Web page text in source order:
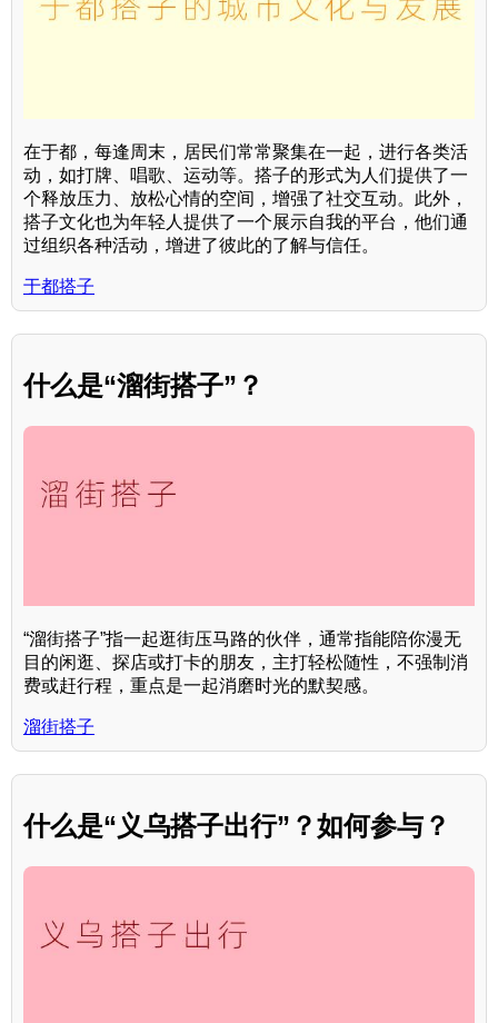
在于都，每逢周末，居民们常常聚集在一起，进行各类活
动，如打牌、唱歌、运动等。搭子的形式为人们提供了一
个释放压力、放松心情的空间，增强了社交互动。此外，
搭子文化也为年轻人提供了一个展示自我的平台，他们通
过组织各种活动，增进了彼此的了解与信任。
于都搭子
什么是“溜街搭子”？
“溜街搭子”指一起逛街压马路的伙伴，通常指能陪你漫无
目的闲逛、探店或打卡的朋友，主打轻松随性，不强制消
费或赶行程，重点是一起消磨时光的默契感。
溜街搭子
什么是“义乌搭子出行”？如何参与？